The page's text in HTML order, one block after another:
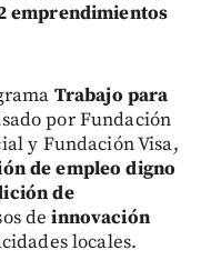
emprendimientos
Trabajo para
por Fundación
y Fundación Visa,
de empleo digno
de
deinnovación
locales.